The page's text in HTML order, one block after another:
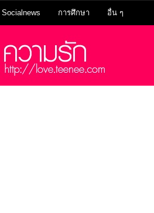
Socialnews การศึกษา อื่น ๆ